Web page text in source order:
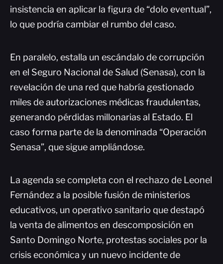
insistencia en aplicar la figura de “dolo eventual”,
lo que podría cambiar el rumbo del caso.
En paralelo, estalla un escándalo de corrupción
en el Seguro Nacional de Salud (Senasa), con la
revelación de una red que habría gestionado
miles de autorizaciones médicas fraudulentas,
generando pérdidas millonarias al Estado. El
caso forma parte de la denominada “Operación
Senasa”, que sigue ampliándose.
La agenda se completa con el rechazo de Leonel
Fernández a la posible fusión de ministerios
educativos, un operativo sanitario que destapó
la venta de alimentos en descomposición en
Santo Domingo Norte, protestas sociales por la
crisis económica y un nuevo incidente de